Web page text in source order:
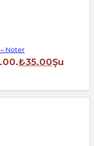
– Noter
₺35.00Şu